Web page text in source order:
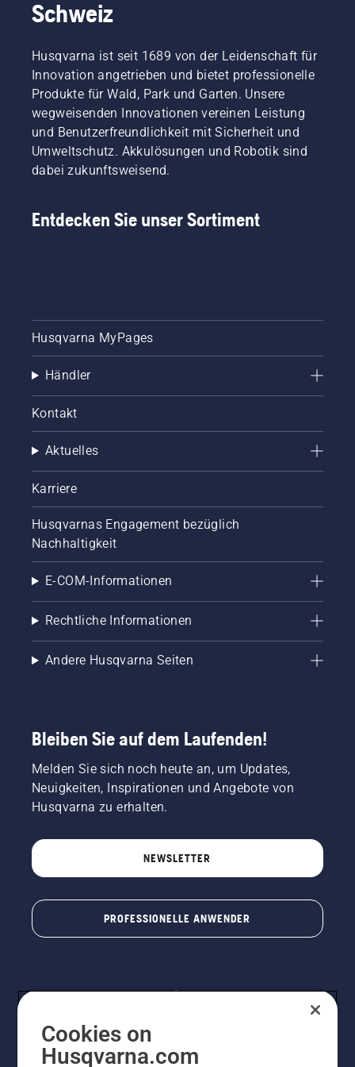
reibungsfrei
um das
bewegt.
Dies
verlängert
Lebensdauer
von
Schwert
und
Sie die
wie Sie
überprüfen
können,
Kettenschmiersystem
Prüfen
Sie
zuerst
Ölstand.
Starten
Sie Ihre
Motorsäge
und
Sie
dass die
Kettenbremse
Drehzahl
Motorsägenmotors
ein paar
Zentimeter
eines
Baumes
Öl am
Stamm
zeigt an,
Möglichkeiten,
das Öl
Beide
Methoden
werden
diesem
Video
gezeigt.
Schweiz
Husqvarna ist seit 1689 von der Leidenschaft für
Innovation angetrieben und bietet professionelle
Produkte für Wald, Park und Garten. Unsere
wegweisenden Innovationen vereinen Leistung
und Benutzerfreundlichkeit mit Sicherheit und
Umweltschutz. Akkulösungen und Robotik sind
dabei zukunftsweisend.
Entdecken Sie unser Sortiment
Husqvarna MyPages
Händler
Kontakt
Aktuelles
Karriere
Husqvarnas Engagement bezüglich
Nachhaltigkeit
E-COM-Informationen
Rechtliche Informationen
Andere Husqvarna Seiten
Bleiben Sie auf dem Laufenden!
Melden Sie sich noch heute an, um Updates,
Neuigkeiten, Inspirationen und Angebote von
Husqvarna zu erhalten.
NEWSLETTER
PROFESSIONELLE ANWENDER
Cookies on
Husqvarna.com